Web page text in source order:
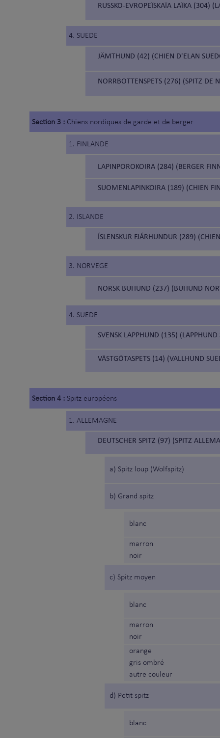
RUSSKO-EVROPEÏSKAÏA LAÏKA (304)
4. SUEDE
JÄMTHUND (42) (CHIEN D'ELAN
NORRBOTTENSPETS (276) (SPITZ DE
Section 3 : Chiens nordiques de garde et de berger
1. FINLANDE
LAPINPOROKOIRA (284) (BERGER
SUOMENLAPINKOIRA (189) (CHIEN
2. ISLANDE
ÍSLENSKUR FJÁRHUNDUR (289)
3. NORVEGE
NORSK BUHUND (237) (BUHUND
4. SUEDE
SVENSK LAPPHUND (135) (LAPPHUND
VÄSTGÖTASPETS (14) (VALLHUND
Section 4 : Spitz européens
1. ALLEMAGNE
DEUTSCHER SPITZ (97) (SPITZ
a) Spitz loup (Wolfspitz)
b) Grand spitz
blanc
marron
noir
c) Spitz moyen
blanc
marron
noir
orange
gris ombré
autre couleur
d) Petit spitz
blanc